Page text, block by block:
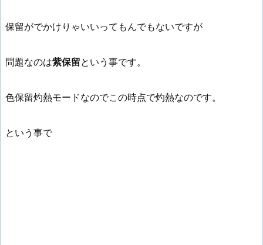
保留がでかけりゃいいってもんでもないですが
問題なのは紫保留という事です。
色保留灼熱モードなのでこの時点で灼熱なのです。
という事で